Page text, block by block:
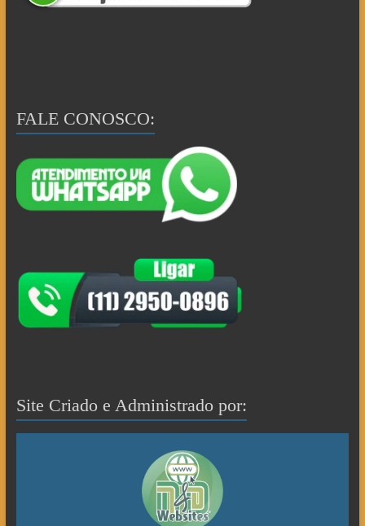
FALE CONOSCO:
Site Criado e Administrado por: